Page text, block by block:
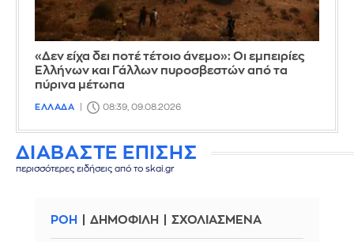
«Δεν είχα δει ποτέ τέτοιο άνεμο»: Οι εμπειρίες
Ελλήνων και Γάλλων πυροσβεστών από τα
πύρινα μέτωπα
ΕΛΛΑΔΑ 08:39, 09.08.2026
ΔΙΑΒΑΣΤΕ ΕΠΙΣΗΣ
περισσότερες ειδήσεις από το skai.gr
ΡΟΗ ΔΗΜΟΦΙΛΗ ΣΧΟΛΙΑΣΜΕΝΑ